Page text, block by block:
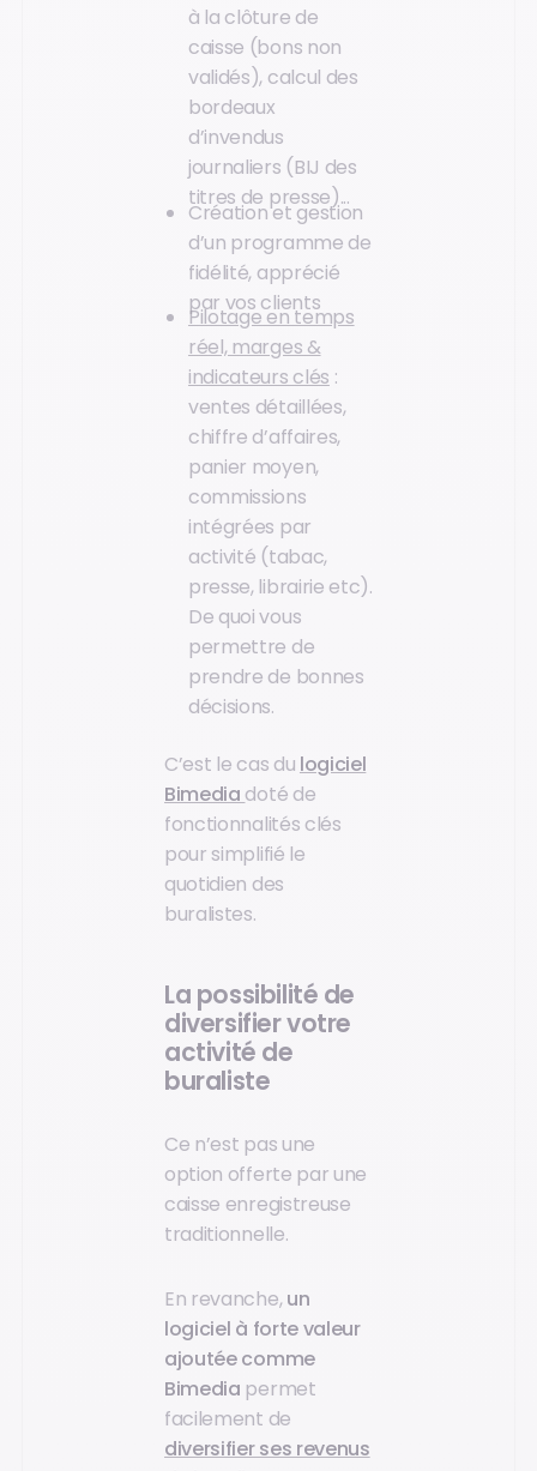
à la clôture de
caisse (bons non
validés), calcul des
bordeaux
d’invendus
journaliers (BIJ des
titres de presse)...
Création et gestion
d’un programme de
fidélité, apprécié
par vos clients
Pilotage en temps
réel, marges &
indicateurs clés :
ventes détaillées,
chiffre d’affaires,
panier moyen,
commissions
intégrées par
activité (tabac,
presse, librairie etc).
De quoi vous
permettre de
prendre de bonnes
décisions.
C’est le cas du logiciel
Bimedia doté de
fonctionnalités clés
pour simplifié le
quotidien des
buralistes.
La possibilité de
diversifier votre
activité de
buraliste
Ce n’est pas une
option offerte par une
caisse enregistreuse
traditionnelle.
En revanche, un
logiciel à forte valeur
ajoutée comme
Bimedia permet
facilement de
diversifier ses revenus